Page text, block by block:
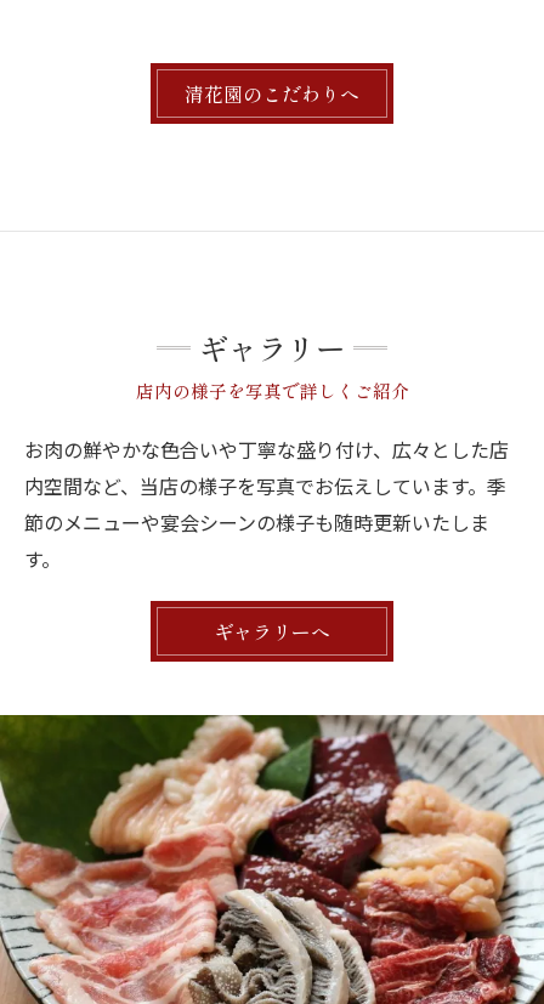
清花園のこだわりへ
店内の様子を写真で詳しくご紹介
ギャラリー
お肉の鮮やかな色合いや丁寧な盛り付け、広々とした店
内空間など、当店の様子を写真でお伝えしています。季
節のメニューや宴会シーンの様子も随時更新いたしま
す。
ギャラリーへ